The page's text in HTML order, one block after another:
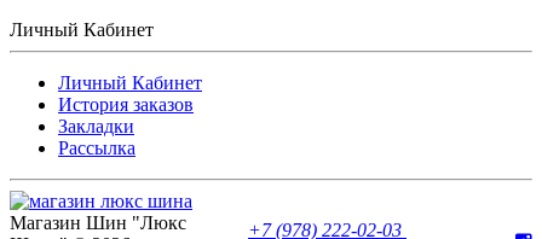
Личный Кабинет
Личный Кабинет
История заказов
Закладки
Рассылка
+7 (978) 222-02-03
Магазин Шин "Люкс